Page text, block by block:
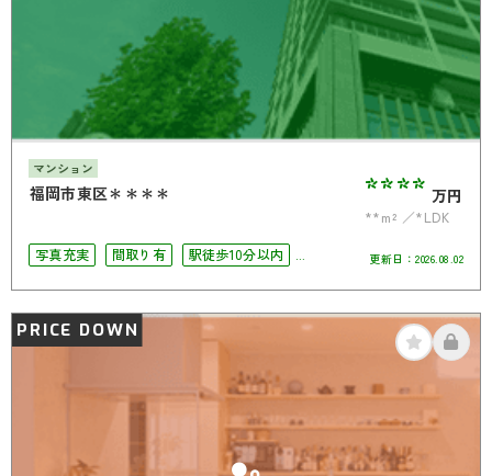
マンション
福岡市東区＊＊＊＊ **** 万円
**m²
*LDK
写真充実
間取り有
駅徒歩10分以内
更新日： 2026.08.02
PRICE DOWN